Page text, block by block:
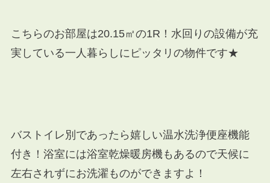
こちらのお部屋は20.15㎡の1R！水回りの設備が充
実している一人暮らしにピッタリの物件です★
バストイレ別であったら嬉しい温水洗浄便座機能
付き！浴室には浴室乾燥暖房機もあるので天候に
左右されずにお洗濯ものができますよ！